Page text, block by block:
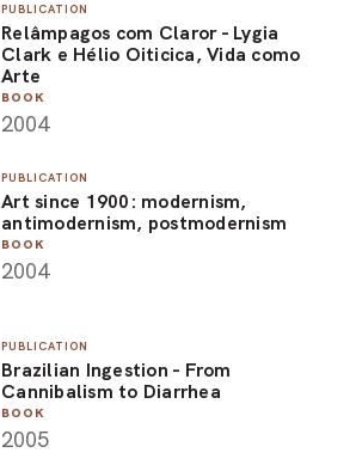
PUBLICATION
Relâmpagos com Claror - Lygia
Clark e Hélio Oiticica, Vida como
Arte
BOOK
2004
PUBLICATION
Art since 1900: modernism,
antimodernism, postmodernism
BOOK
2004
PUBLICATION
Brazilian Ingestion - From
Cannibalism to Diarrhea
BOOK
2005